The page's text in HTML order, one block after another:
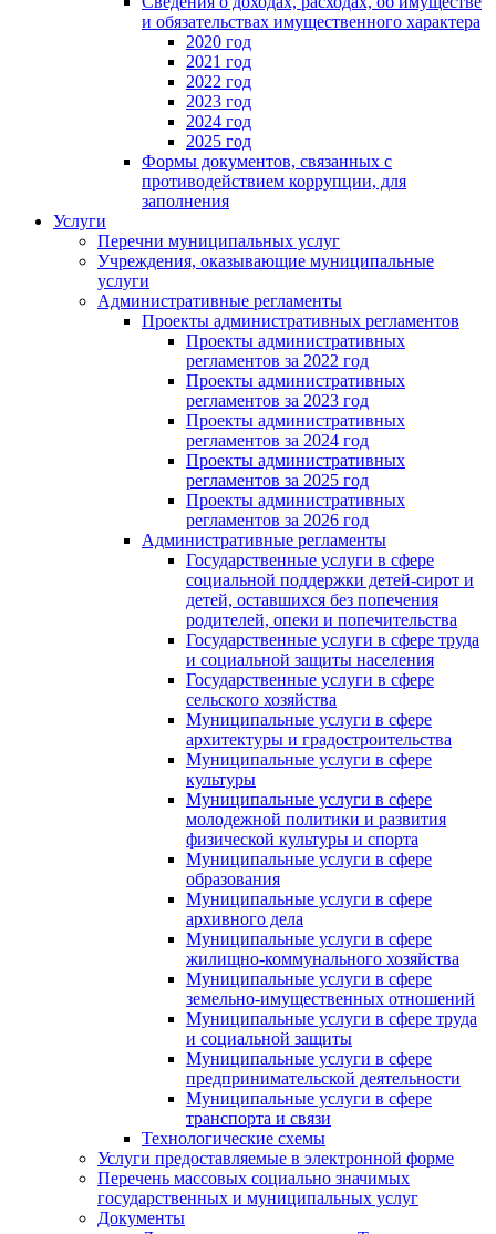
и обязательствах имущественного характера
2020 год
2021 год
2022 год
2023 год
2024 год
2025 год
Формы документов, связанных с
противодействием коррупции, для
заполнения
Услуги
Перечни муниципальных услуг
Учреждения, оказывающие муниципальные
услуги
Административные регламенты
Проекты административных регламентов
Проекты административных
регламентов за 2022 год
Проекты административных
регламентов за 2023 год
Проекты административных
регламентов за 2024 год
Проекты административных
регламентов за 2025 год
Проекты административных
регламентов за 2026 год
Административные регламенты
Государственные услуги в сфере
социальной поддержки детей-сирот и
детей, оставшихся без попечения
родителей, опеки и попечительства
Государственные услуги в сфере труда
и социальной защиты населения
Государственные услуги в сфере
сельского хозяйства
Муниципальные услуги в сфере
архитектуры и градостроительства
Муниципальные услуги в сфере
культуры
Муниципальные услуги в сфере
молодежной политики и развития
физической культуры и спорта
Муниципальные услуги в сфере
образования
Муниципальные услуги в сфере
архивного дела
Муниципальные услуги в сфере
жилищно-коммунального хозяйства
Муниципальные услуги в сфере
земельно-имущественных отношений
Муниципальные услуги в сфере труда
и социальной защиты
Муниципальные услуги в сфере
предпринимательской деятельности
Муниципальные услуги в сфере
транспорта и связи
Технологические схемы
Услуги предоставляемые в электронной форме
Перечень массовых социально значимых
государственных и муниципальных услуг
Документы